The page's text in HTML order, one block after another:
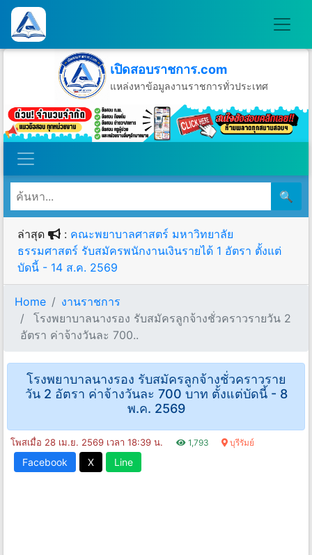
เปิดสอบราชการ.com
แหล่งหาข้อมูลงานราชการทั่วประเทศ
วันเสาร์ที่ 8 เดือนสิงหาคม พ.ศ.2569
🔍
ล่าสุด : คณะพยาบาลศาสตร์ มหาวิทยาลัย
ธรรมศาสตร์ รับสมัครพนักงานเงินรายได้ 1 อัตรา ตั้งแต่
บัดนี้ - 14 ส.ค. 2569
Home
งานราชการ
โรงพยาบาลนางรอง รับสมัครลูกจ้างชั่วคราวรายวัน 2
อัตรา ค่าจ้างวันละ 700..
โรงพยาบาลนางรอง รับสมัครลูกจ้างชั่วคราวราย
วัน 2 อัตรา ค่าจ้างวันละ 700 บาท ตั้งแต่บัดนี้ - 8
พ.ค. 2569
โพสเมื่อ 28 เม.ย. 2569 เวลา 18:39 น. 1,793 บุรีรัมย์
Facebook X Line